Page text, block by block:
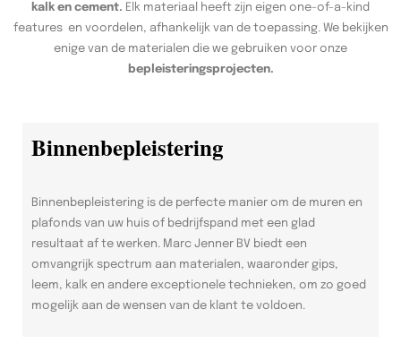
kalk en cement. Elk materiaal heeft zijn eigen one-of-a-kind
features en voordelen, afhankelijk van de toepassing. We bekijken
enige van de materialen die we gebruiken voor onze
bepleisteringsprojecten.
Binnenbepleistering
Binnenbepleistering is de perfecte manier om de muren en
plafonds van uw huis of bedrijfspand met een glad
resultaat af te werken. Marc Jenner BV biedt een
omvangrijk spectrum aan materialen, waaronder gips,
leem, kalk en andere exceptionele technieken, om zo goed
mogelijk aan de wensen van de klant te voldoen.